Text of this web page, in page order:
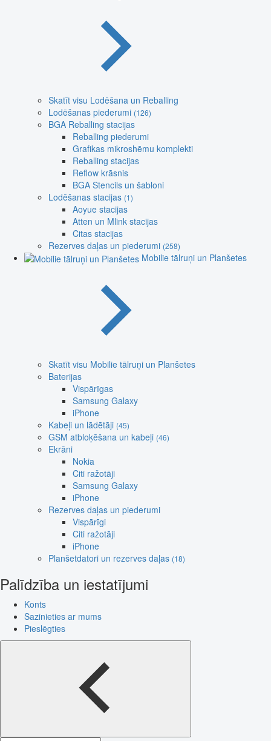
Skatīt visu Lodēšana un Reballing
Lodēšanas piederumi (126)
BGA Reballing stacijas
Reballing piederumi
Grafikas mikroshēmu komplekti
Reballing stacijas
Reflow krāsnis
BGA Stencils un šabloni
Lodēšanas stacijas (1)
Aoyue stacijas
Atten un Mlink stacijas
Citas stacijas
Rezerves daļas un piederumi (258)
Mobilie tālruņi un Planšetes
Skatīt visu Mobilie tālruņi un Planšetes
Baterijas
Vispārīgas
Samsung Galaxy
iPhone
Kabeļi un lādētāji (45)
GSM atbloķēšana un kabeļi (46)
Ekrāni
Nokia
Citi ražotāji
Samsung Galaxy
iPhone
Rezerves daļas un piederumi
Vispārīgi
Citi ražotāji
iPhone
Planšetdatori un rezerves daļas (18)
Palīdzība un iestatījumi
Konts
Sazinieties ar mums
Pieslēgties